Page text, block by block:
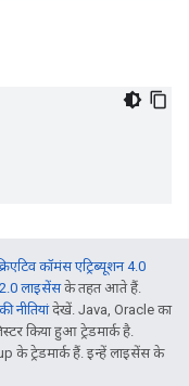
कॉमंस एट्रिब्यूशन 4.0
लाइसेंसके तहत आते हैं.
नीतियांदेखें. Java, Oracle का
किया हुआ ट्रेडमार्क है.
के ट्रेडमार्क हैं. इन्हें लाइसेंस के